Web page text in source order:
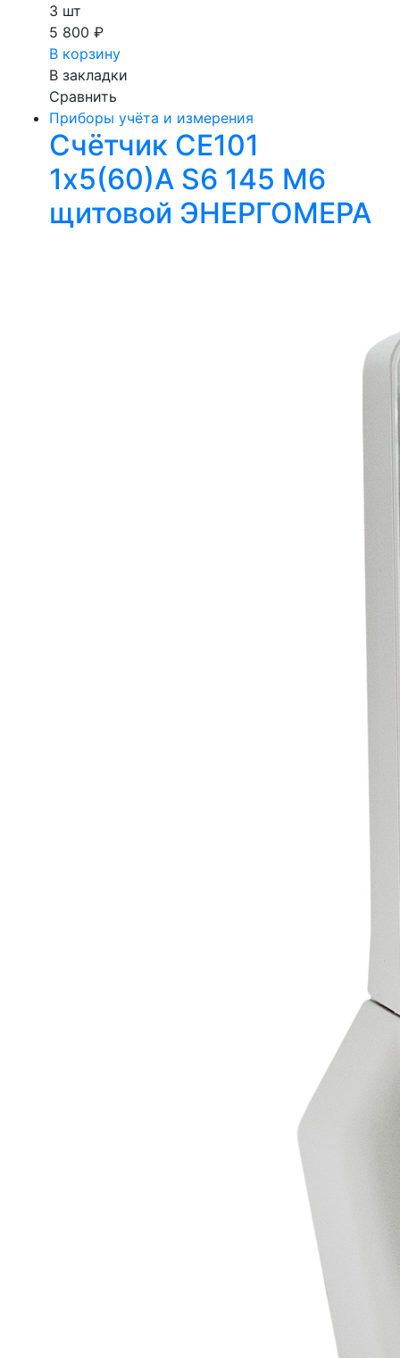
3 шт
5 800 ₽
В корзину
В закладки
Сравнить
Приборы учёта и измерения
Счётчик СЕ101
1х5(60)А S6 145 М6
щитовой ЭНЕРГОМЕРА